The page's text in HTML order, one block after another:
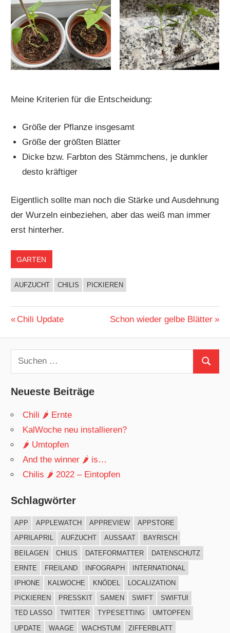
Meine Kriterien für die Entscheidung:
Größe der Pflanze insgesamt
Größe der größten Blätter
Dicke bzw. Farbton des Stämmchens, je dunkler
desto kräftiger
Eigentlich sollte man noch die Stärke und Ausdehnung
der Wurzeln einbeziehen, aber das weiß man immer
erst hinterher.
GARTEN
AUFZUCHT CHILIS PICKIEREN
Beitragsnavigation
Vorheriger
Chili Update
Nächster
Schon wieder gelbe Blätter
Suchen
nach:
Suchen
Neueste Beiträge
Chili 🌶 Ernte
KalWoche neu installieren?
🌶 Umtopfen
And the winner 🌶 is…
Chilis 🌶 2022 – Eintopfen
Schlagwörter
APP APPLEWATCH APPREVIEW
APPSTORE
APRILAPRIL
AUFZUCHT AUSSAAT
BAYRISCH
BEILAGEN
CHILIS DATEFORMATTER
DATENSCHUTZ
ERNTE
FREILAND INFOGRAPH
INTERNATIONAL
IPHONE
KALWOCHE KNÖDEL
LOCALIZATION
PICKIEREN
PRESSKIT SAMEN SWIFT
SWIFTUI
TED LASSO
TWITTER TYPESETTING
UMTOPFEN
UPDATE
WAAGE WACHSTUM
ZIFFERBLATT